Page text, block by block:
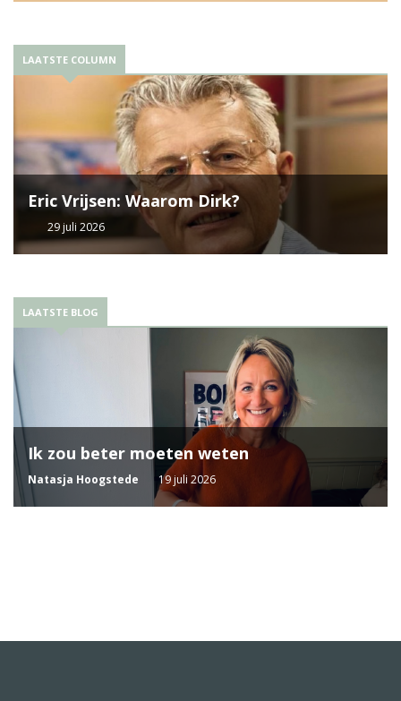
LAATSTE COLUMN
Eric Vrijsen: Waarom Dirk?
29 juli 2026
LAATSTE BLOG
Ik zou beter moeten weten
Natasja Hoogstede 19 juli 2026